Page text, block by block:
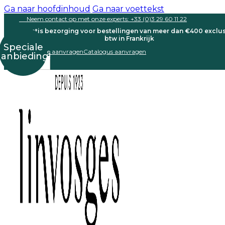
Ga naar hoofdinhoud Ga naar voettekst
Neem contact op met onze experts: +33 (0)3 29 60 11 22
Gratis bezorging voor bestellingen van meer dan €400
btw in Frankrijk
Een offerte aanvragenCatalogus aanvragen
Speciale